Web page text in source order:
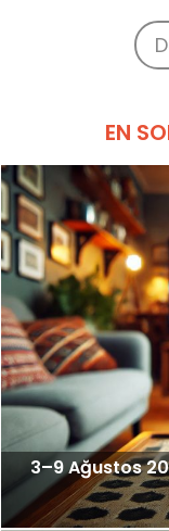
EN
3–9 Ağustos